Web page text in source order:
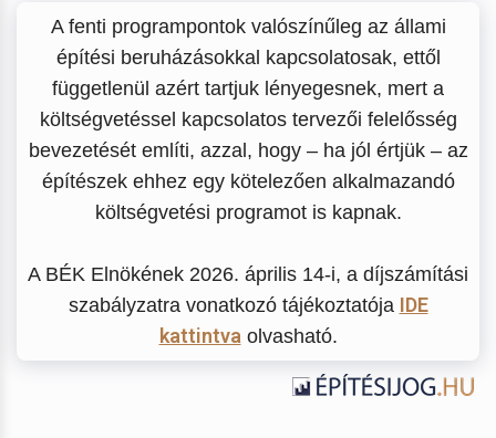
A fenti programpontok valószínűleg az állami
építési beruházásokkal kapcsolatosak, ettől
függetlenül azért tartjuk lényegesnek, mert a
költségvetéssel kapcsolatos tervezői felelősség
bevezetését említi, azzal, hogy – ha jól értjük – az
építészek ehhez egy kötelezően alkalmazandó
költségvetési programot is kapnak.
A BÉK Elnökének 2026. április 14-i, a díjszámítási
szabályzatra vonatkozó tájékoztatója IDE
kattintvaolvasható.